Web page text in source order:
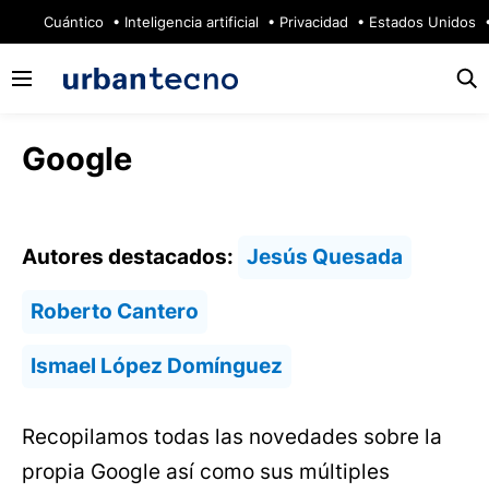
Cuántico Inteligencia artificial Privacidad Estados Unidos
Google
Autores destacados: Jesús Quesada
Roberto Cantero
Ismael López Domínguez
Recopilamos todas las novedades sobre la
propia Google así como sus múltiples